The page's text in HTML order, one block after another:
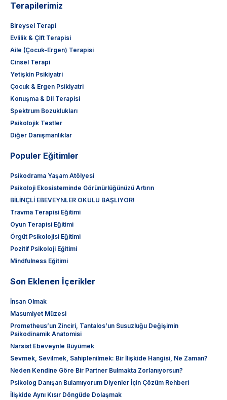
Terapilerimiz
Bireysel Terapi
Evlilik & Çift Terapisi
Aile (Çocuk-Ergen) Terapisi
Cinsel Terapi
Yetişkin Psikiyatri
Çocuk & Ergen Psikiyatri
Konuşma & Dil Terapisi
Spektrum Bozuklukları
Psikolojik Testler
Diğer Danışmanlıklar
Populer Eğitimler
Psikodrama Yaşam Atölyesi
Psikoloji Ekosisteminde Görünürlüğünüzü Artırın
BİLİNÇLİ EBEVEYNLER OKULU BAŞLIYOR!
Travma Terapisi Eğitimi
Oyun Terapisi Eğitimi
Örgüt Psikolojisi Eğitimi
Pozitif Psikoloji Eğitimi
Mindfulness Eğitimi
Son Eklenen İçerikler
İnsan Olmak
Masumiyet Müzesi
Prometheus’un Zinciri, Tantalos’un Susuzluğu Değişimin
Psikodinamik Anatomisi
Narsist Ebeveynle Büyümek
Sevmek, Sevilmek, Sahiplenilmek: Bir İlişkide Hangisi, Ne Zaman?
Neden Kendine Göre Bir Partner Bulmakta Zorlanıyorsun?
Psikolog Danışan Bulamıyorum Diyenler İçin Çözüm Rehberi
İlişkide Aynı Kısır Döngüde Dolaşmak